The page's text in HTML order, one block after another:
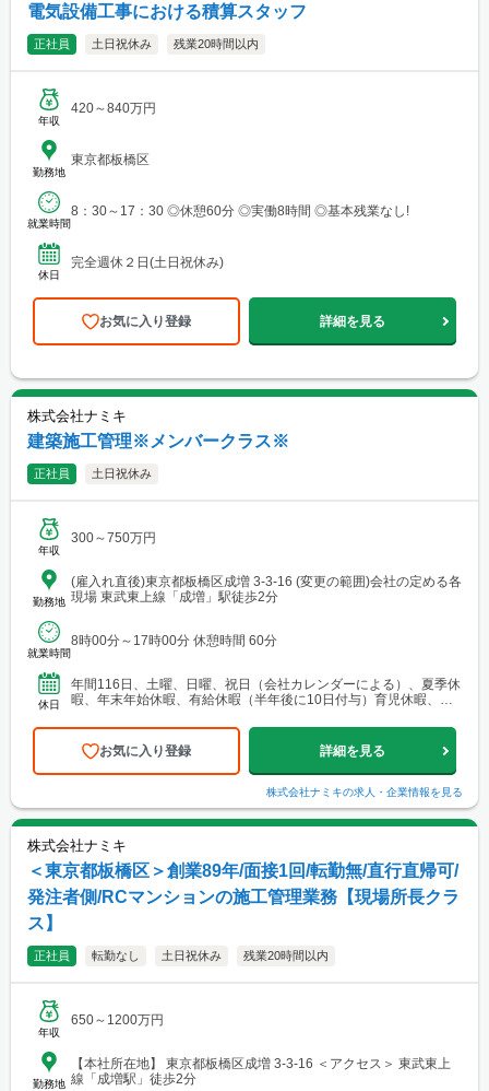
電気設備工事における積算スタッフ
正社員 土日祝休み 残業20時間以内
年収
420～840万円
勤務地
東京都板橋区
就業時間
8：30～17：30 ◎休憩60分 ◎実働8時間 ◎基本残業なし!
休日
完全週休２日(土日祝休み)
お気に入り登録 詳細を見る
株式会社ナミキ
建築施工管理※メンバークラス※
正社員 土日祝休み
年収
300～750万円
勤務地
(雇入れ直後)東京都板橋区成増 3-3-16 (変更の範囲)会社の定める各
現場 東武東上線「成増」駅徒歩2分
就業時間
8時00分～17時00分 休憩時間 60分
休日
年間116日、土曜、日曜、祝日（会社カレンダーによる）、夏季休
暇、年末年始休暇、有給休暇（半年後に10日付与）育児休暇、産
お気に入り登録 詳細を見る
株式会社ナミキの求人・企業情報を見る
株式会社ナミキ
＜東京都板橋区＞創業89年/面接1回/転勤無/直行直帰可/
発注者側/RCマンションの施工管理業務【現場所長クラ
ス】
正社員 転勤なし 土日祝休み 残業20時間以内
年収
650～1200万円
勤務地
【本社所在地】 東京都板橋区成増 3-3-16 ＜アクセス＞ 東武東上
線「成増駅」徒歩2分